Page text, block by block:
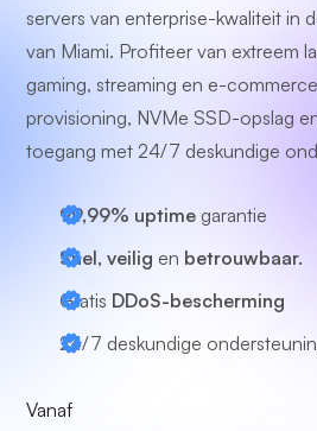
servers van enterprise-kwaliteit in
van Miami. Profiteer van extreem
gaming, streaming en e-
provisioning, NVMe SSD-opslag
toegang met 24/7 deskundige
99,99% uptime garantie
Snel, veilig en betrouwbaar.
Gratis DDoS-bescherming
24/7 deskundige
Vanaf